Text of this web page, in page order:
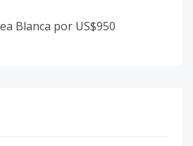
Blanca por US$950